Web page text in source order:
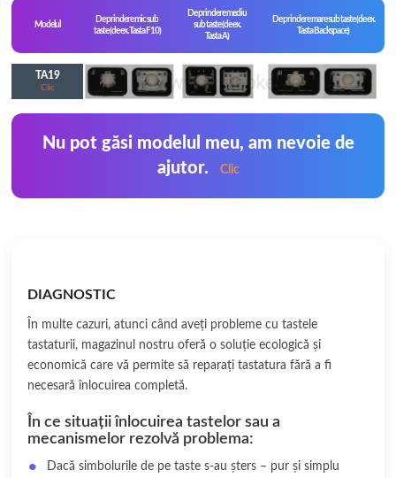
Modelul
De prindere mic sub
taste (de ex. Tasta F10)
De prindere mediu
sub taste (de ex.
Tasta A)
De prindere mare sub taste (de ex.
Tasta Backspace)
TA19
Clic
Nu pot găsi modelul meu, am nevoie de
ajutor.
Clic
DIAGNOSTIC
În multe cazuri, atunci când aveți probleme cu tastele
tastaturii, magazinul nostru oferă o soluție ecologică și
economică care vă permite să reparați tastatura fără a fi
necesară înlocuirea completă.
În ce situații înlocuirea tastelor sau a
mecanismelor rezolvă problema:
Dacă simbolurile de pe taste s-au șters – pur și simplu